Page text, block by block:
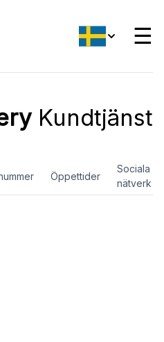
☰
Kundtjänst
Öppettider
Sociala
nätverk